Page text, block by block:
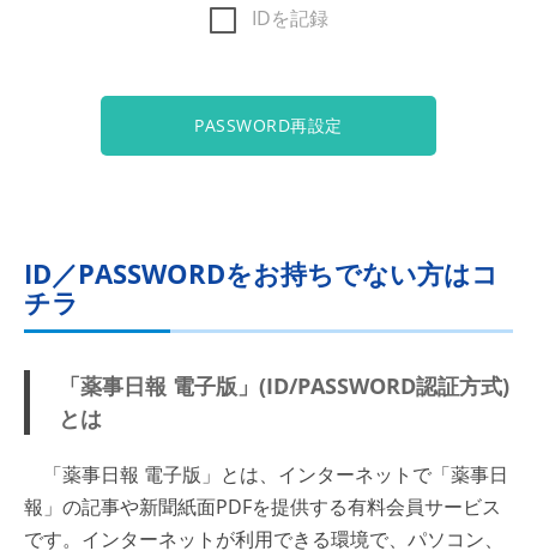
IDを記録
PASSWORD再設定
ID／PASSWORDをお持ちでない方はコ
チラ
「薬事日報 電子版」(ID/PASSWORD認証方式)
とは
「薬事日報 電子版」とは、インターネットで「薬事日
報」の記事や新聞紙面PDFを提供する有料会員サービス
です。インターネットが利用できる環境で、パソコン、